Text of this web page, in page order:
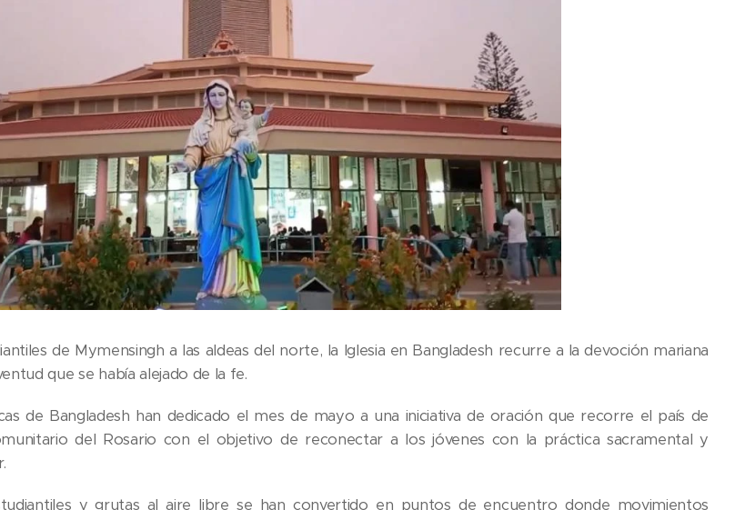
de Mymensingh a las aldeas del norte, la Iglesia en Bangladesh recurre a la devoción mariana
que se había alejado de la fe.
de Bangladesh han dedicado el mes de mayo a una iniciativa de oración que recorre el país de
del Rosario con el objetivo de reconectar a los jóvenes con la práctica sacramental y
y grutas al aire libre se han convertido en puntos de encuentro donde movimientos